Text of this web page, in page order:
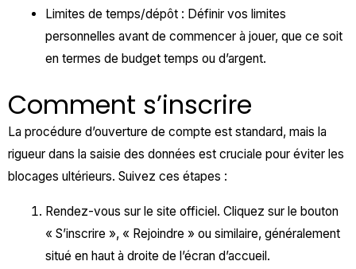
Limites de temps/dépôt : Définir vos limites
personnelles avant de commencer à jouer, que ce soit
en termes de budget temps ou d’argent.
Comment s’inscrire
La procédure d’ouverture de compte est standard, mais la
rigueur dans la saisie des données est cruciale pour éviter les
blocages ultérieurs. Suivez ces étapes :
Rendez-vous sur le site officiel. Cliquez sur le bouton
« S’inscrire », « Rejoindre » ou similaire, généralement
situé en haut à droite de l’écran d’accueil.